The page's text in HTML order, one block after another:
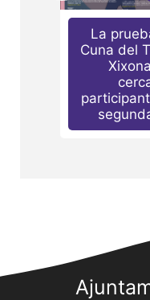
La
Cuna del